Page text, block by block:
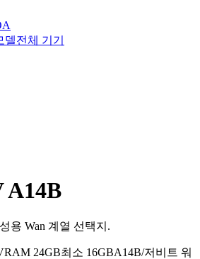
델전체 기기
A14B
용 Wan 계열 선택지.
24GB최소 16GBA14B/저비트 워